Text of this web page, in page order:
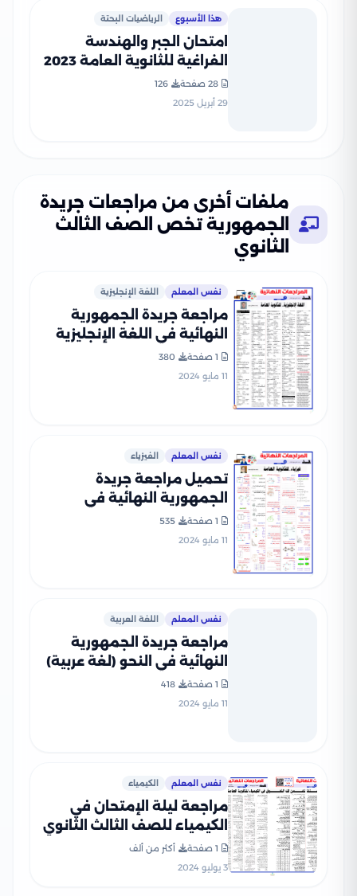
هذا الأسبوع الرياضيات البحتة
امتحان الجبر والهندسة
الفراغية للثانوية العامة 2023
الرسمي
28 صفحة
126
29 أبريل 2025
ملفات أخرى من مراجعات جريدة
الجمهورية تخص الصف الثالث
الثانوي
نفس المعلم اللغة الإنجليزية
مراجعة جريدة الجمهورية
النهائية في اللغة الإنجليزية
للصف الثالث الثانوي
1 صفحة
380
11 مايو 2024
نفس المعلم الفيزياء
تحميل مراجعة جريدة
الجمهورية النهائية في
الفيزياء (الباب الأول) للصف
الثالث الثانوي
1 صفحة
535
11 مايو 2024
نفس المعلم اللغة العربية
مراجعة جريدة الجمهورية
النهائية في النحو (لغة عربية)
للصف الثالث الثانوي
1 صفحة
418
11 مايو 2024
نفس المعلم الكيمياء
مراجعة ليلة الإمتحان في
الكيمياء للصف الثالث الثانوي
بالإجابات
1 صفحة
أكثر من ألف
3 يوليو 2024